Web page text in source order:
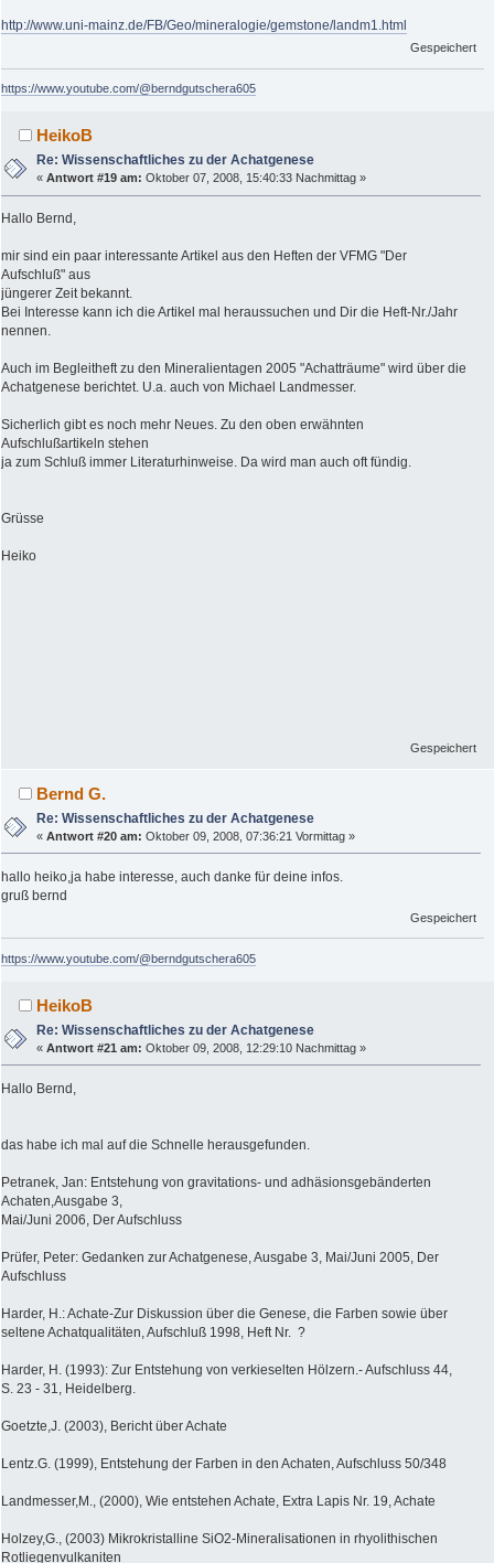
http://www.uni-mainz.de/FB/Geo/mineralogie/gemstone/landm1.html
Gespeichert
https://www.youtube.com/@berndgutschera605
HeikoB
Re: Wissenschaftliches zu der Achatgenese
«Antwort #19 am: Oktober 07, 2008, 15:40:33 Nachmittag »
Hallo Bernd,
mir sind ein paar interessante Artikel aus den Heften der VFMG "Der
Aufschluß" aus
jüngerer Zeit bekannt.
Bei Interesse kann ich die Artikel mal heraussuchen und Dir die Heft-Nr./Jahr
nennen.
Auch im Begleitheft zu den Mineralientagen 2005 "Achatträume" wird über die
Achatgenese berichtet. U.a. auch von Michael Landmesser.
Sicherlich gibt es noch mehr Neues. Zu den oben erwähnten
Aufschlußartikeln stehen
ja zum Schluß immer Literaturhinweise. Da wird man auch oft fündig.
Grüsse
Heiko
Gespeichert
Bernd G.
Re: Wissenschaftliches zu der Achatgenese
«Antwort #20 am: Oktober 09, 2008, 07:36:21 Vormittag »
hallo heiko,ja habe interesse, auch danke für deine infos.
gruß bernd
Gespeichert
https://www.youtube.com/@berndgutschera605
HeikoB
Re: Wissenschaftliches zu der Achatgenese
«Antwort #21 am: Oktober 09, 2008, 12:29:10 Nachmittag »
Hallo Bernd,
das habe ich mal auf die Schnelle herausgefunden.
Petranek, Jan: Entstehung von gravitations- und adhäsionsgebänderten
Achaten,Ausgabe 3,
Mai/Juni 2006, Der Aufschluss
Prüfer, Peter: Gedanken zur Achatgenese, Ausgabe 3, Mai/Juni 2005, Der
Aufschluss
Harder, H.: Achate-Zur Diskussion über die Genese, die Farben sowie über
seltene Achatqualitäten, Aufschluß 1998, Heft Nr. ?
Harder, H. (1993): Zur Entstehung von verkieselten Hölzern.- Aufschluss 44,
S. 23 - 31, Heidelberg.
Goetzte,J. (2003), Bericht über Achate
Lentz.G. (1999), Entstehung der Farben in den Achaten, Aufschluss 50/348
Landmesser,M., (2000), Wie entstehen Achate, Extra Lapis Nr. 19, Achate
Holzey,G., (2003) Mikrokristalline SiO2-Mineralisationen in rhyolithischen
Rotliegenvulkaniten